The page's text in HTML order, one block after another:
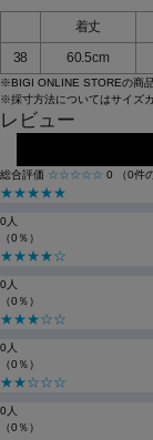
着丈
38
60.5cm
※BIGI ONLINE STOREの商
※採寸方法についてはサイズ
レビュー
総合評価 ☆☆☆☆☆ 0 （0件
★★★★★
0人
（0％）
★★★★☆
0人
（0％）
★★★☆☆
0人
（0％）
★★☆☆☆
0人
（0％）